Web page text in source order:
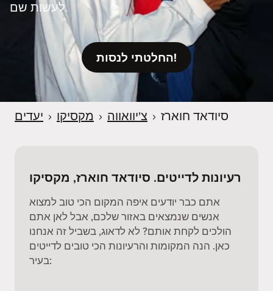
לעשות שם.
החלטתי לנסות!
יעדים › מקסיקו › צ'יוואווה › סיודאד חוארז
רעיונות לדייטים. סיודאד חוארז, מקסיקו
אתם כבר יודעים איפה המקום הכי טוב למצוא
אנשים שנמצאים באזור שלכם, אבל לאן אתם
הולכים לקחת אותם? לא לדאוג, בשביל זה אנחנו
כאן. הנה המקומות והרעיונות הכי טובים לדייטים
בעיר: